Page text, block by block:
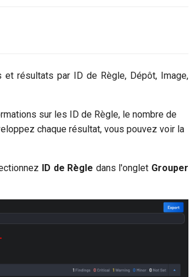
résultats par ID de Règle, Dépôt, Image,
sur les ID de Règle, le nombre de
chaque résultat, vous pouvez voir la
ID de Règle dans l'onglet Grouper